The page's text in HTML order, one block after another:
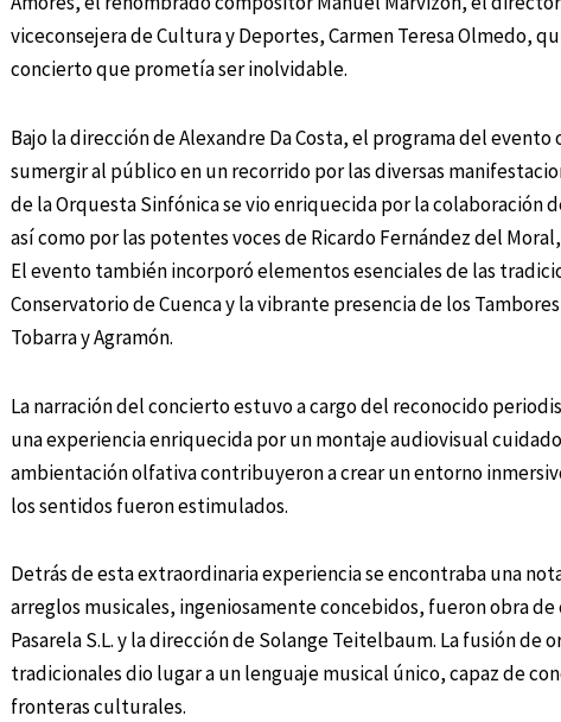
viceconsejera de Cultura y Deportes, Carmen Teresa Olmedo,
concierto que prometía ser inolvidable.
Bajo la dirección de Alexandre Da Costa, el programa del
sumergir al público en un recorrido por las diversas
de la Orquesta Sinfónica se vio enriquecida por la colaboración
así como por las potentes voces de Ricardo Fernández del
El evento también incorporó elementos esenciales de las
Conservatorio de Cuenca y la vibrante presencia de los
Tobarra y Agramón.
La narración del concierto estuvo a cargo del reconocido
una experiencia enriquecida por un montaje audiovisual
ambientación olfativa contribuyeron a crear un entorno
los sentidos fueron estimulados.
Detrás de esta extraordinaria experiencia se encontraba una
arreglos musicales, ingeniosamente concebidos, fueron obra
Pasarela S.L. y la dirección de Solange Teitelbaum. La fusión de
tradicionales dio lugar a un lenguaje musical único, capaz de
fronteras culturales.